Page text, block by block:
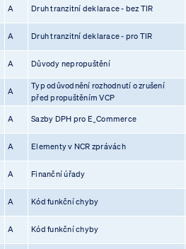
A Druh tranzitní deklarace - bez TIR
A Druh tranzitní deklarace - pro TIR
A Důvody nepropuštění
A
Typ odůvodnění rozhodnutí o zrušení
před propuštěním VCP
A Sazby DPH pro E_Commerce
A Elementy v NCR zprávách
A Finanční úřady
A Kód funkční chyby
A Kód funkční chyby